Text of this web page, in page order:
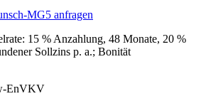
MG5 anfragen
15 % Anzahlung, 48 Monate, 20 %
Sollzins p. a.; Bonität
EnVKV